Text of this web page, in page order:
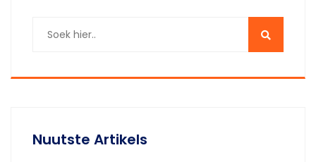
Nuutste Artikels